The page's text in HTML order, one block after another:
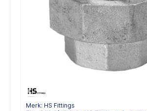
Merk: HS Fittings